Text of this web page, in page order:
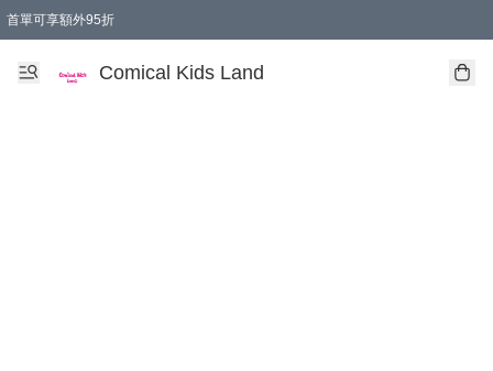
首單可享額外95折
Comical Kids Land